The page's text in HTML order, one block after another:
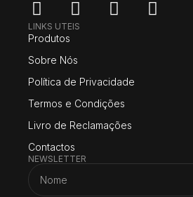
LINKS UTEIS
Produtos
Sobre Nós
Política de Privacidade
Termos e Condições
Livro de Reclamações
Contactos
NEWSLETTER